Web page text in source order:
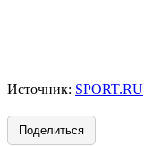
Источник: SPORT.RU
Поделиться